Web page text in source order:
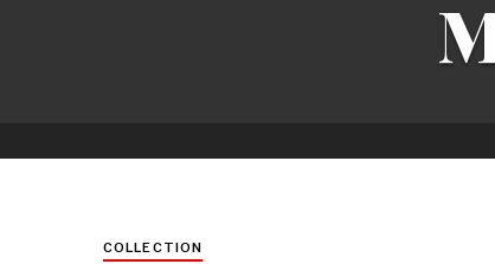
COLLECTION